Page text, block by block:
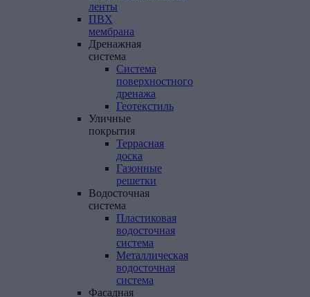
ленты
ПВХ
мембрана
Дренажная
система
Система
поверхностного
дренажа
Геотекстиль
Уличные
покрытия
Террасная
доска
Газонные
решетки
Водосточная
система
Пластиковая
водосточная
система
Металлическая
водосточная
система
Фасадная